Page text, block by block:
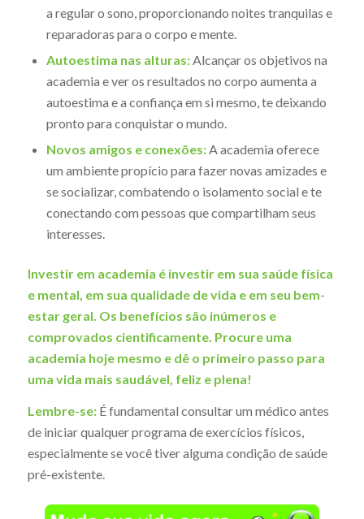
a regular o sono, proporcionando noites tranquilas e
reparadoras para o corpo e mente.
Autoestima nas alturas:Alcançar os objetivos na
academia e ver os resultados no corpo aumenta a
autoestima e a confiança em si mesmo, te deixando
pronto para conquistar o mundo.
Novos amigos e conexões:A academia oferece
um ambiente propício para fazer novas amizades e
se socializar, combatendo o isolamento social e te
conectando com pessoas que compartilham seus
interesses.
Investir em academia é investir em sua saúde física
e mental, em sua qualidade de vida e em seu bem-
estar geral. Os benefícios são inúmeros e
comprovados cientificamente. Procure uma
academia hoje mesmo e dê o primeiro passo para
uma vida mais saudável, feliz e plena!
Lembre-se:É fundamental consultar um médico antes
de iniciar qualquer programa de exercícios físicos,
especialmente se você tiver alguma condição de saúde
pré-existente.